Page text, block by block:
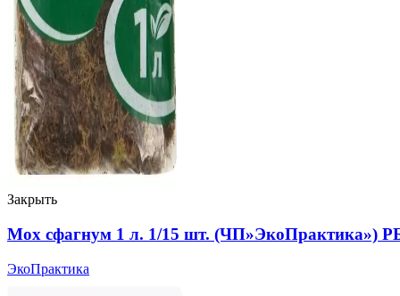
Закрыть
Мох сфагнум 1 л. 1/15 шт. (ЧП»ЭкоПрактика»)
ЭкоПрактика